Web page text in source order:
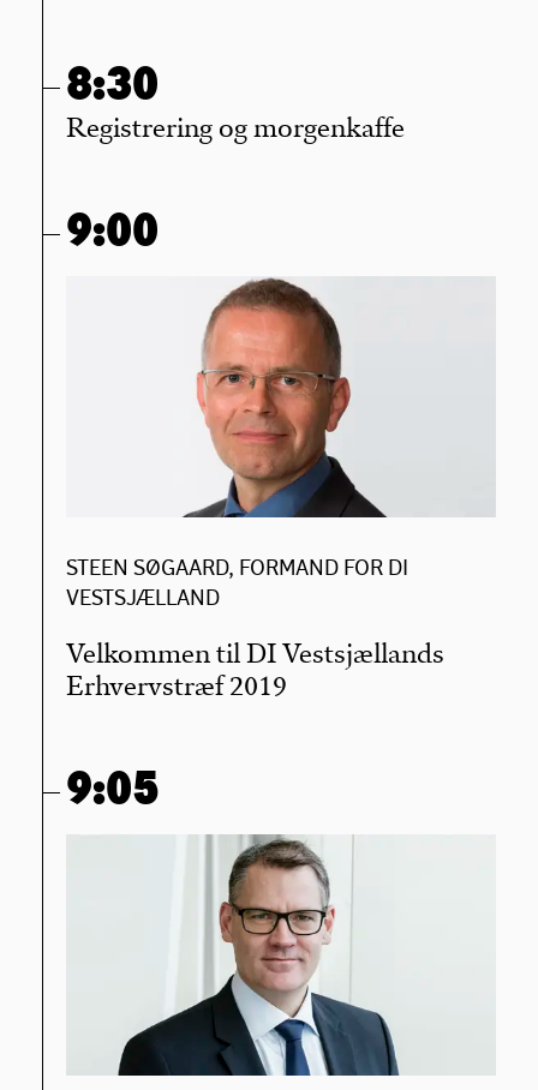
8:30
Registrering og morgenkaffe
9:00
STEEN SØGAARD, FORMAND FOR DI
VESTSJÆLLAND
Velkommen til DI Vestsjællands
Erhvervstræf 2019
9:05